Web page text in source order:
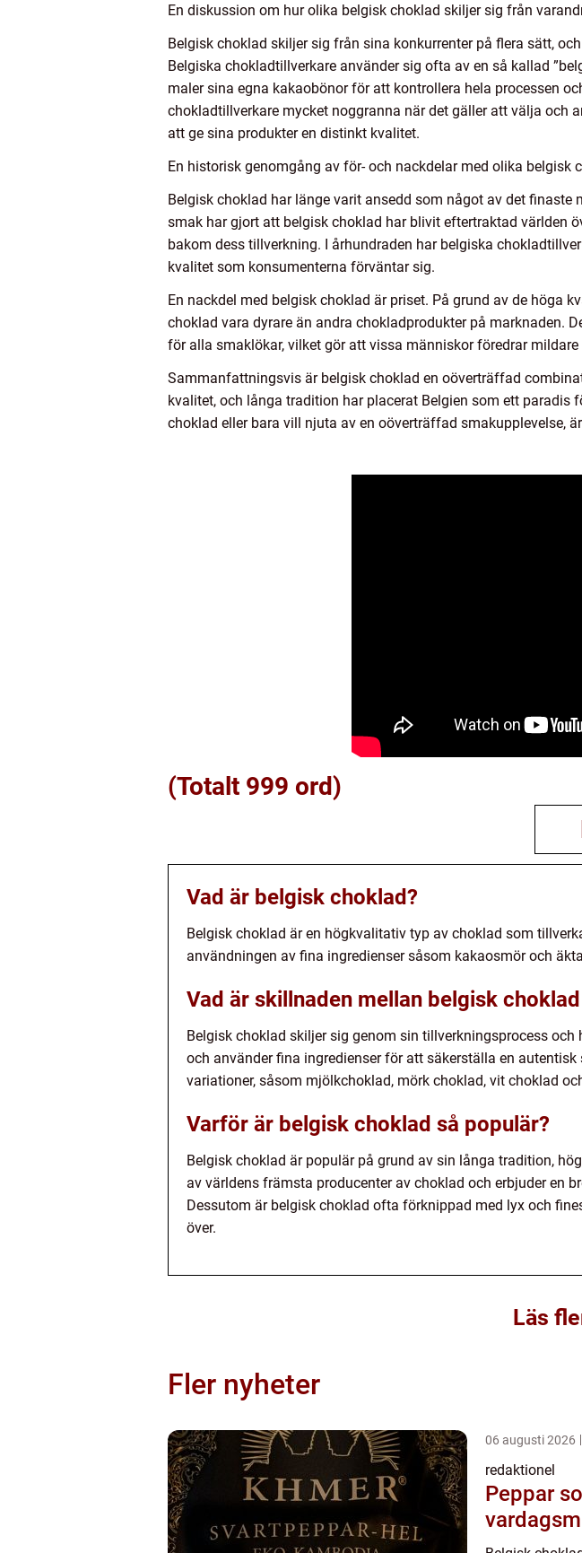
En diskussion om hur olika belgisk choklad skiljer sig från
Belgisk choklad skiljer sig från sina konkurrenter på flera sätt,
Belgiska chokladtillverkare använder sig ofta av en så kallad
maler sina egna kakaobönor för att kontrollera hela processen
chokladtillverkare mycket noggranna när det gäller att välja och
att ge sina produkter en distinkt kvalitet.
En historisk genomgång av för- och nackdelar med olika belgisk
Belgisk choklad har länge varit ansedd som något av det
smak har gjort att belgisk choklad har blivit eftertraktad världen
bakom dess tillverkning. I århundraden har belgiska
kvalitet som konsumenterna förväntar sig.
En nackdel med belgisk choklad är priset. På grund av de höga
choklad vara dyrare än andra chokladprodukter på marknaden.
för alla smaklökar, vilket gör att vissa människor föredrar
Sammanfattningsvis är belgisk choklad en oöverträffad
kvalitet, och långa tradition har placerat Belgien som ett paradis
choklad eller bara vill njuta av en oöverträffad smakupplevelse,
(Totalt 999 ord)
Vad är belgisk choklad?
Belgisk choklad är en högkvalitativ typ av choklad som
användningen av fina ingredienser såsom kakaosmör och
Vad är skillnaden mellan belgisk
Belgisk choklad skiljer sig genom sin tillverkningsprocess
och använder fina ingredienser för att säkerställa en
variationer, såsom mjölkchoklad, mörk choklad, vit choklad
Varför är belgisk choklad så populär?
Belgisk choklad är populär på grund av sin långa tradition,
av världens främsta producenter av choklad och erbjuder en
Dessutom är belgisk choklad ofta förknippad med lyx och
över.
Läs
Fler nyheter
06 augusti 2026
redaktionel
Peppar